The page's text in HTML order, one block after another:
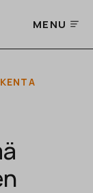
MENU